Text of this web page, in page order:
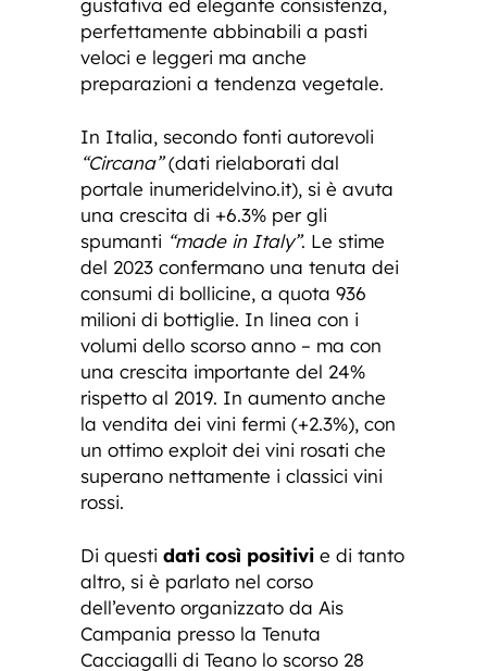
perfettamente abbinabili a pasti
veloci e leggeri ma anche
preparazioni a tendenza vegetale.
In Italia, secondo fonti autorevoli
“Circana”(dati rielaborati dal
portale inumeridelvino.it), si è avuta
una crescita di +6.3% per gli
spumanti “made in Italy”. Le stime
del 2023 confermano una tenuta dei
consumi di bollicine, a quota 936
milioni di bottiglie. In linea con i
volumi dello scorso anno – ma con
una crescita importante del 24%
rispetto al 2019. In aumento anche
la vendita dei vini fermi (+2.3%), con
un ottimo exploit dei vini rosati che
superano nettamente i classici vini
rossi.
Di questi dati così positivi e di tanto
altro, si è parlato nel corso
dell’evento organizzato da Ais
Campania presso la Tenuta
Cacciagalli di Teano lo scorso 28